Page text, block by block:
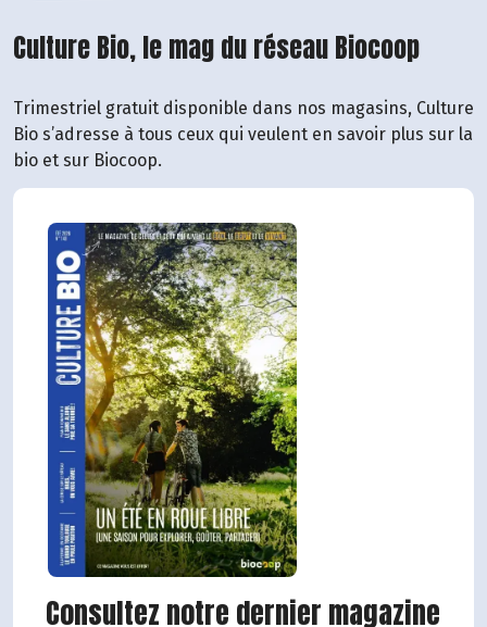
Culture Bio, le mag du réseau Biocoop
Trimestriel gratuit disponible dans nos magasins, Culture
Bio s’adresse à tous ceux qui veulent en savoir plus sur la
bio et sur Biocoop.
Consultez notre dernier magazine